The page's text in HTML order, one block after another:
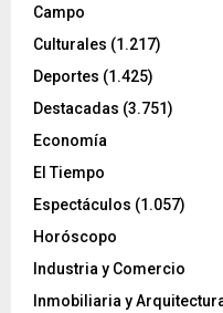
Campo
Culturales (1.217)
Deportes (1.425)
Destacadas (3.751)
Economía
El Tiempo
Espectáculos (1.057)
Horóscopo
Industria y Comercio
Inmobiliaria y